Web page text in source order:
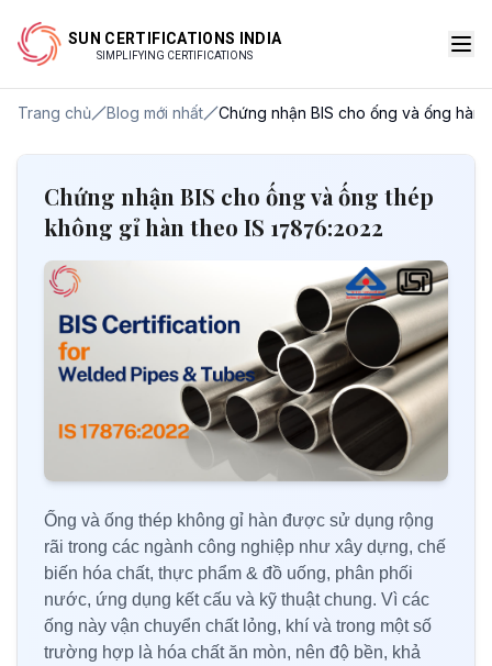
SUN CERTIFICATIONS INDIA
SIMPLIFYING CERTIFICATIONS
Trang chủ Blog mới nhất Chứng nhận BIS cho ống và ống hàn
Chứng nhận BIS cho ống và ống thép
không gỉ hàn theo IS 17876:2022
Ống và ống thép không gỉ hàn được sử dụng rộng
rãi trong các ngành công nghiệp như xây dựng, chế
biến hóa chất, thực phẩm & đồ uống, phân phối
nước, ứng dụng kết cấu và kỹ thuật chung. Vì các
ống này vận chuyển chất lỏng, khí và trong một số
trường hợp là hóa chất ăn mòn, nên độ bền, khả